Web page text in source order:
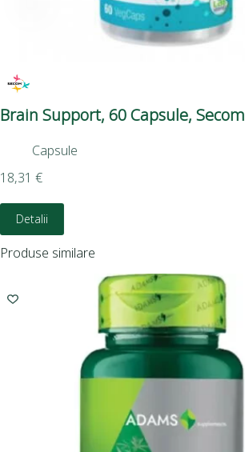
Brain Support, 60 Capsule, Secom
Capsule
18,31 €
Detalii
Produse similare